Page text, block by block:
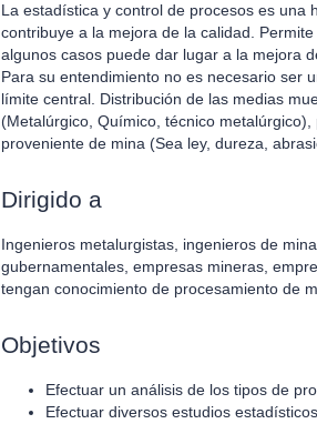
La estadística y control de procesos es una
contribuye a la mejora de la calidad.
algunos casos puede dar lugar a la mejora
Para su entendimiento no es necesario ser
límite central. Distribución de las medias
(Metalúrgico, Químico, técnico
proveniente de mina (Sea ley, dureza,
Dirigido a
Ingenieros metalurgistas, ingenieros de
gubernamentales, empresas mineras,
tengan conocimiento de procesamiento de
Objetivos
Efectuar un análisis de los tipos de
Efectuar diversos estudios